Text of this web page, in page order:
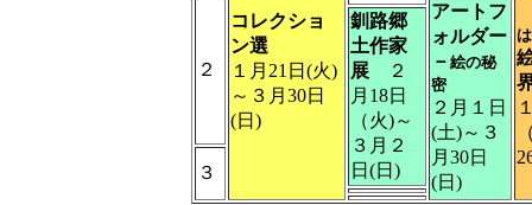
コレクショ
ン選
１月21日(火)
～３月30日
(日)
２
アートフ
ォルダー
－ 絵の秘
密
２月１日
(土)～３
月30日
(日)
釧路郷
土作家
展２
月18日
（火)～
３月２
日(日)
３